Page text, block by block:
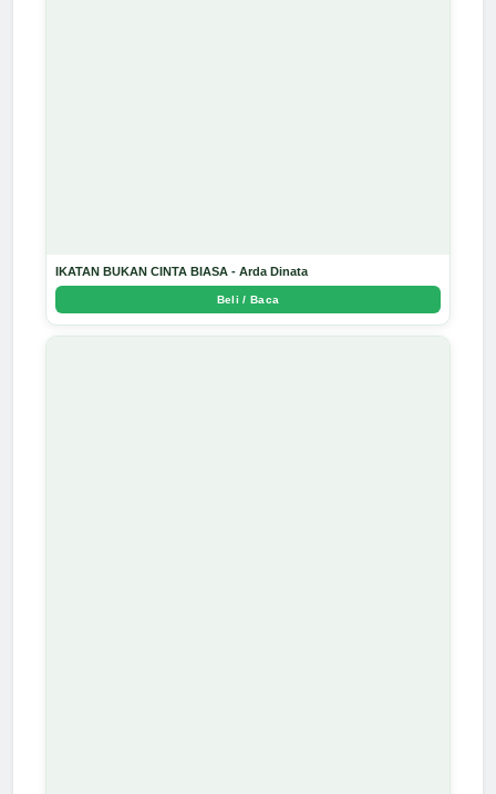
IKATAN BUKAN CINTA BIASA - Arda Dinata
Beli / Baca